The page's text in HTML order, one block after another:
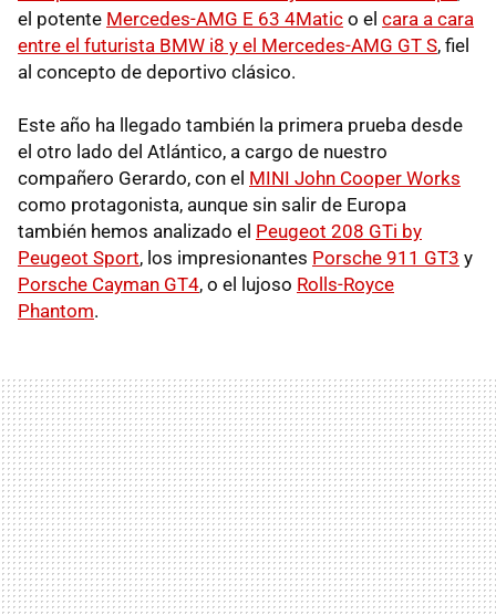
el potente Mercedes-AMG E 63 4Matic o el cara a cara
entre el futurista BMW i8 y el Mercedes-AMG GT S, fiel
al concepto de deportivo clásico.
Este año ha llegado también la primera prueba desde
el otro lado del Atlántico, a cargo de nuestro
compañero Gerardo, con el MINI John Cooper Works
como protagonista, aunque sin salir de Europa
también hemos analizado el Peugeot 208 GTi by
Peugeot Sport, los impresionantes Porsche 911 GT3 y
Porsche Cayman GT4, o el lujoso Rolls-Royce
Phantom.